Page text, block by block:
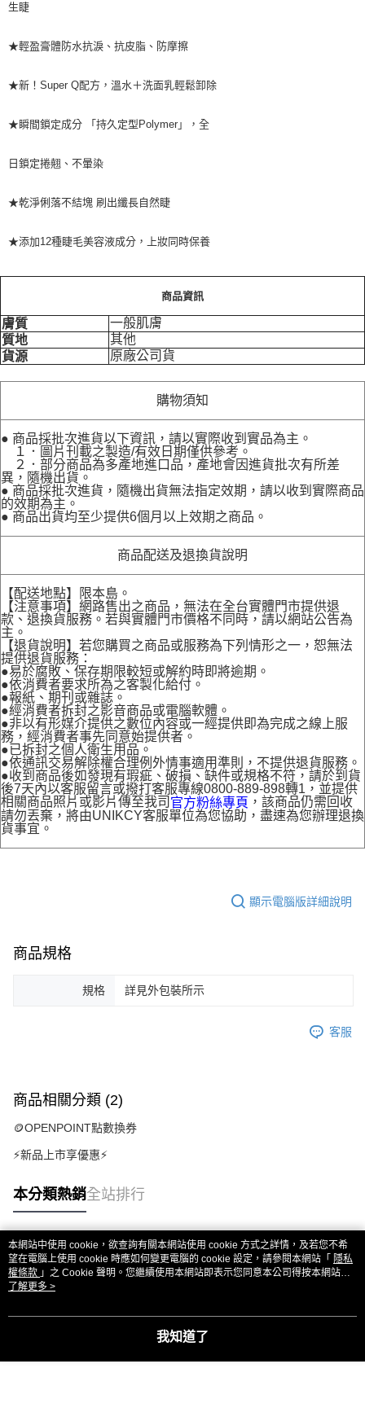
生睫
★輕盈膏體防水抗淚、抗皮脂、防摩擦
★新！Super Q配方，溫水＋洗面乳輕鬆卸除
★瞬間鎖定成分 「持久定型Polymer」，全
日鎖定捲翹、不暈染
★乾淨俐落不結塊 刷出纖長自然睫
★添加12種睫毛美容液成分，上妝同時保養
商品資訊
膚質
一般肌膚
質地
其他
貨源
原廠公司貨
購物須知
● 商品採批次進貨以下資訊，請以實際收到實品為主。
１．圖片刊載之製造/有效日期僅供參考。
２．部分商品為多產地進口品，產地會因進貨批次有所差
異，隨機出貨。
● 商品採批次進貨，隨機出貨無法指定效期，請以收到實際商品
的效期為主。
● 商品出貨均至少提供6個月以上效期之商品。
商品配送及退換貨說明
【配送地點】限本島。
【注意事項】網路售出之商品，無法在全台實體門市提供退
款、退換貨服務。若與實體門市價格不同時，請以網站公告為
主。
【退貨說明】若您購買之商品或服務為下列情形之一，恕無法
提供退貨服務：
●易於腐敗、保存期限較短或解約時即將逾期。
●依消費者要求所為之客製化給付。
●報紙、期刊或雜誌。
●經消費者拆封之影音商品或電腦軟體。
●非以有形媒介提供之數位內容或一經提供即為完成之線上服
務，經消費者事先同意始提供者。
●已拆封之個人衛生用品。
●依通訊交易解除權合理例外情事適用準則，不提供退貨服務。
●收到商品後如發現有瑕疵、破損、缺件或規格不符，請於到貨
後7天內以客服留言或撥打客服專線0800-889-898轉1，並提供
相關商品照片或影片傳至我司 官方粉絲專頁 ，該商品仍需回收
請勿丟棄，將由UNIKCY客服單位為您協助，盡速為您辦理退換
貨事宜。
顯示電腦版詳細說明
商品規格
規格 詳見外包裝所示
客服
商品相關分類 (2)
🪙OPENPOINT點數換券
⚡新品上市享優惠⚡
本分類熱銷全站排行
熱門標籤
本網站中使用 cookie，欲查詢有關本網站使用 cookie 方式之詳情，及若您不希
望在電腦上使用 cookie 時應如何變更電腦的 cookie 設定，請參閱本網站「 隱私
權條款 」之 Cookie 聲明。您繼續使用本網站即表示您同意本公司得按本網站使
用條款之 Cookie 聲明使用 cookie。
了解更多 >
我知道了